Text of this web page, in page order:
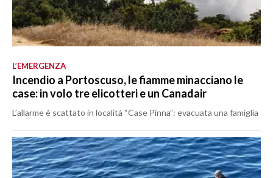
L’EMERGENZA
Incendio a Portoscuso, le fiamme minacciano le
case: in volo tre elicotteri e un Canadair
L’allarme è scattato in località “Case Pinna”: evacuata una famiglia